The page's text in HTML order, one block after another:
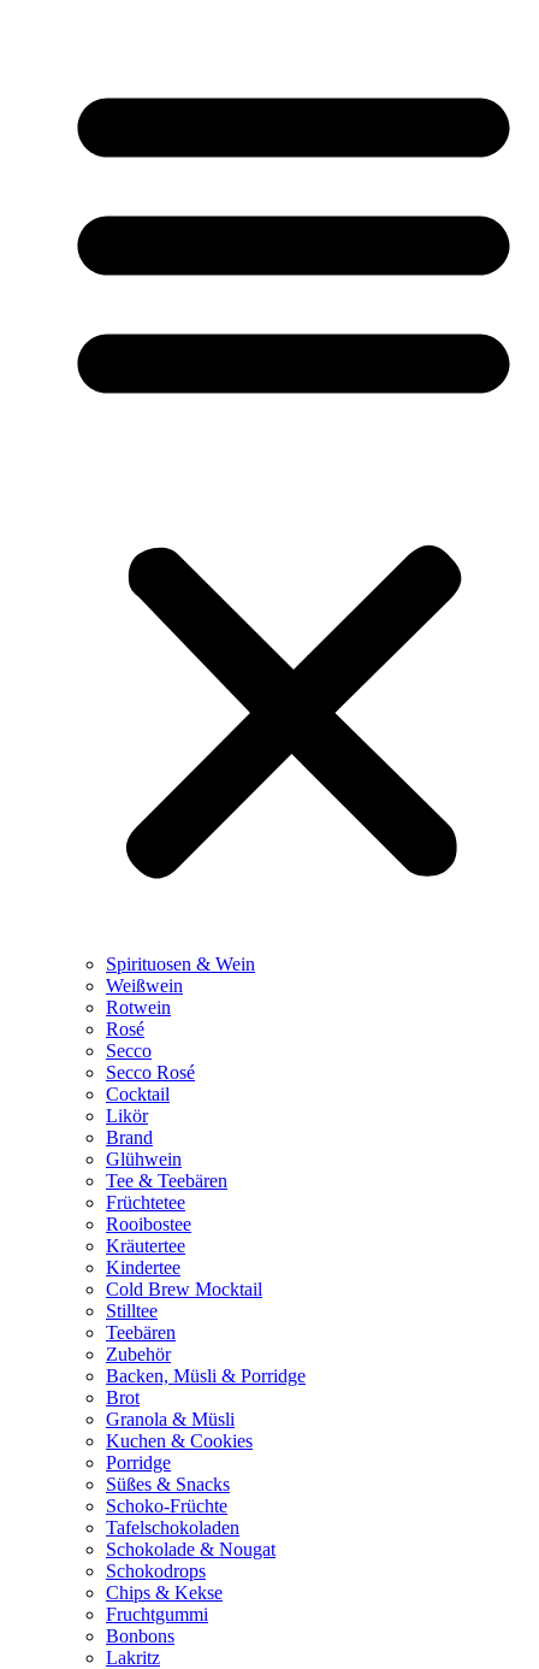
Spirituosen & Wein
Weißwein
Rotwein
Rosé
Secco
Secco Rosé
Cocktail
Likör
Brand
Glühwein
Tee & Teebären
Früchtetee
Rooibostee
Kräutertee
Kindertee
Cold Brew Mocktail
Stilltee
Teebären
Zubehör
Backen, Müsli & Porridge
Brot
Granola & Müsli
Kuchen & Cookies
Porridge
Süßes & Snacks
Schoko-Früchte
Tafelschokoladen
Schokolade & Nougat
Schokodrops
Chips & Kekse
Fruchtgummi
Bonbons
Lakritz